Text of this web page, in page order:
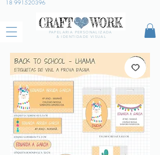
18 991520396
PAPELARIA PERSONALIZADA
& IDENTIDADE VISUAL